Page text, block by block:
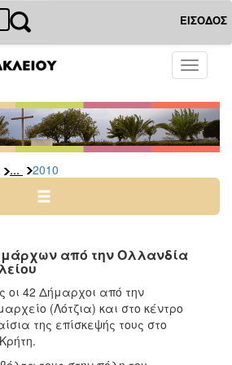
ΕΙΣΟΔΟΣ
Toggle
... 2010
από την Ολλανδία
οι 42 Δήμαρχοι από την
(Λότζια) και στο κέντρο
της επίσκεψής τους στο